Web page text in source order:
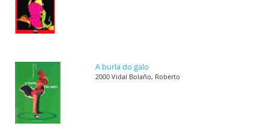
A burla do galo
2000 Vidal Bolaño, Roberto